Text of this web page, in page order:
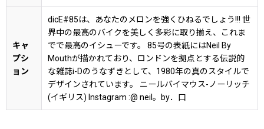
キャ
プシ
ョン
dicE#85は、あなたのメロンを強くひねるでしょう!!! 世
界中の最高のバイクを美しく多彩に取り揃え、これま
でで最高のイシューです。 85号の表紙にはNeil By
Mouthが描かれており、ロンドンを拠点とする伝説的
な雑誌i-Dのうなずきとして、1980年の真のスタイルで
デザインされています。 ニールバイマウス-ノーリッチ
(イギリス) Instagram :@ neil。by．口